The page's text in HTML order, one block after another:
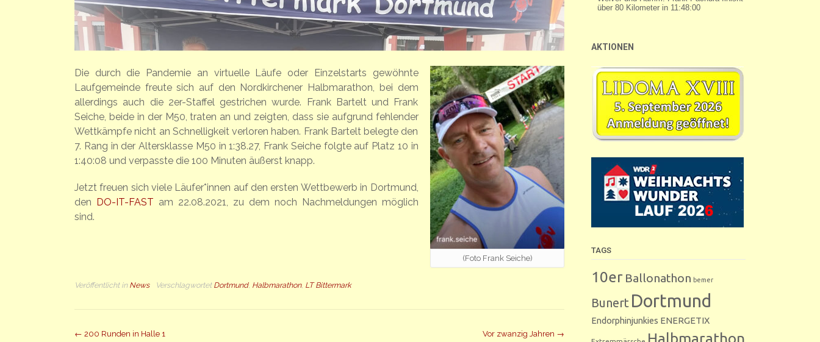
(Foto Frank Seiche)
Die durch die Pandemie an virtuelle Läufe oder Einzelstarts gewöhnte
Laufgemeinde freute sich auf den Nordkirchener Halbmarathon, bei dem
allerdings auch die 2er-Staffel gestrichen wurde. Frank Bartelt und Frank
Seiche, beide in der M50, traten an und zeigten, dass sie aufgrund fehlender
Wettkämpfe nicht an Schnelligkeit verloren haben. Frank Bartelt belegte den
7. Rang in der Altersklasse M50 in 1:38.27, Frank Seiche folgte auf Platz 10 in
1:40:08 und verpasste die 100 Minuten äußerst knapp.
Jetzt freuen sich viele Läufer*innen auf den ersten Wettbewerb in Dortmund,
den DO-IT-FAST am 22.08.2021, zu dem noch Nachmeldungen möglich
sind.
Veröffentlicht in News Verschlagwortet Dortmund, Halbmarathon, LT Bittermark
Beitrag
← 200 Runden in Halle 1 Vor zwanzig Jahren →
AKTIONEN
TAGS
10er Ballonathon bemer
Bunert Dortmund
Endorphinjunkies ENERGETIX
Halbmarathon